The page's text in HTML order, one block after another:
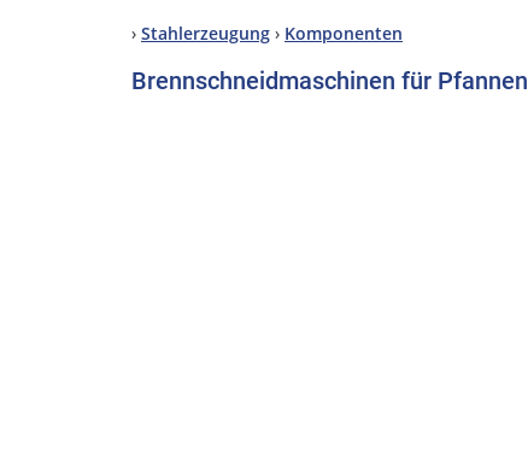
› Stahlerzeugung › Komponenten
Brennschneidmaschinen für Pfannen